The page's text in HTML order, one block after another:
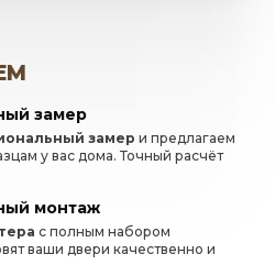
замер
замер и предлагаем
у вас дома. Точный расчёт
монтаж
с полным набором
ваши двери качественно и